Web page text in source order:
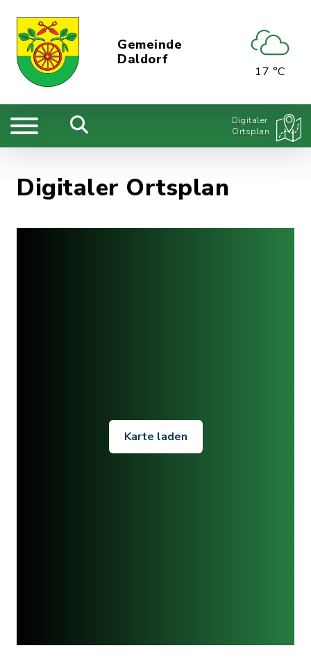
Gemeinde
Daldorf
17 °C
Digitaler
Ortsplan
Digitaler Ortsplan
Karte laden